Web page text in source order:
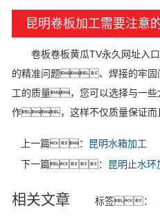
昆明卷板加工需要注意
卷板卷板黄瓜TV永久网址入
的精准问题、焊接的牢固
工的质量，您可以选择与一些
作，这样不仅质量保证
上一篇：
昆明水箱加工
下一篇：
昆明止水环
相关文章 标签：